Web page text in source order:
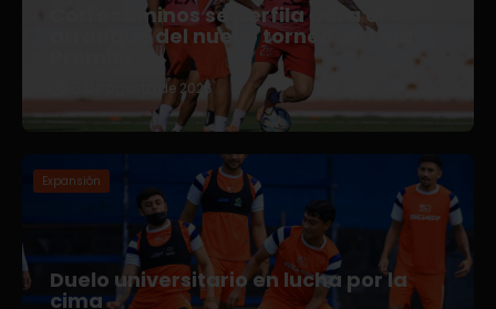
Correcaminos se perfila para el
arranque del nuevo torneo en Liga
5 de agosto de 2026
Expansión
Duelo universitario en lucha por la
cima